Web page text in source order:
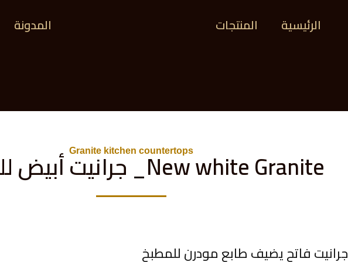
الرئيسية المنتجات المدونة
Granite kitchen countertopsNew white Granite_ جرانيت أبيض للمطابخ
جرانيت فاتح يضيف طابع مودرن للمطبخ